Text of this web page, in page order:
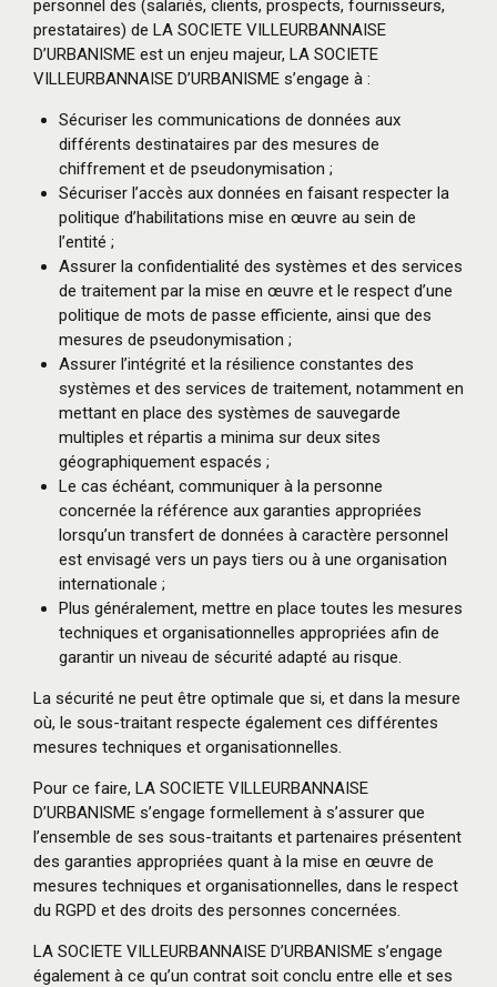
personnel des (salariés, clients, prospects, fournisseurs,
prestataires) de LA SOCIETE VILLEURBANNAISE
D’URBANISME est un enjeu majeur, LA SOCIETE
VILLEURBANNAISE D’URBANISME s’engage à :
Sécuriser les communications de données aux
différents destinataires par des mesures de
chiffrement et de pseudonymisation ;
Sécuriser l’accès aux données en faisant respecter la
politique d’habilitations mise en œuvre au sein de
l’entité ;
Assurer la confidentialité des systèmes et des services
de traitement par la mise en œuvre et le respect d’une
politique de mots de passe efficiente, ainsi que des
mesures de pseudonymisation ;
Assurer l’intégrité et la résilience constantes des
systèmes et des services de traitement, notamment en
mettant en place des systèmes de sauvegarde
multiples et répartis a minima sur deux sites
géographiquement espacés ;
Le cas échéant, communiquer à la personne
concernée la référence aux garanties appropriées
lorsqu’un transfert de données à caractère personnel
est envisagé vers un pays tiers ou à une organisation
internationale ;
Plus généralement, mettre en place toutes les mesures
techniques et organisationnelles appropriées afin de
garantir un niveau de sécurité adapté au risque.
La sécurité ne peut être optimale que si, et dans la mesure
où, le sous-traitant respecte également ces différentes
mesures techniques et organisationnelles.
Pour ce faire, LA SOCIETE VILLEURBANNAISE
D’URBANISME s’engage formellement à s’assurer que
l’ensemble de ses sous-traitants et partenaires présentent
des garanties appropriées quant à la mise en œuvre de
mesures techniques et organisationnelles, dans le respect
du RGPD et des droits des personnes concernées.
LA SOCIETE VILLEURBANNAISE D’URBANISME s’engage
également à ce qu’un contrat soit conclu entre elle et ses